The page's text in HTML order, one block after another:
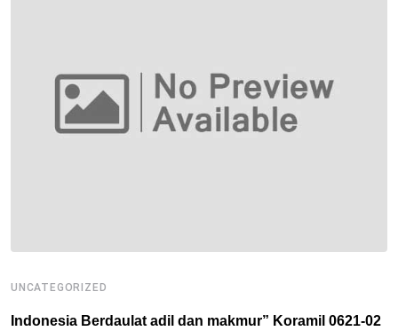
UNCATEGORIZED
Indonesia Berdaulat adil dan makmur” Koramil 0621-02